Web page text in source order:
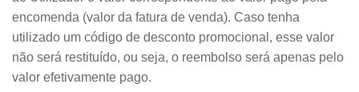
encomenda (valor da fatura de venda). Caso tenha
utilizado um código de desconto promocional, esse valor
não será restituído, ou seja, o reembolso será apenas pelo
valor efetivamente pago.